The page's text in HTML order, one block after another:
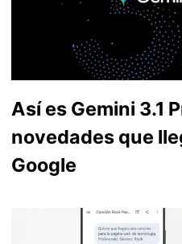
Así es Gemini 3.1
novedades que
Google